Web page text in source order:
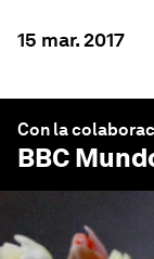
15 mar. 2017
Con la
BBC